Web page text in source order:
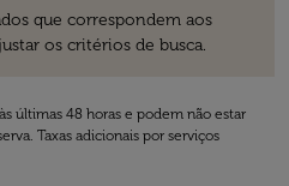
que correspondem aos
os critérios de busca.
últimas 48 horas e podem não estar
Taxas adicionais por serviços